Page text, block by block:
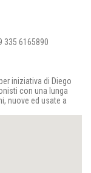
335 6165890
iniziativa di Diego
con una lunga
nuove ed usate a